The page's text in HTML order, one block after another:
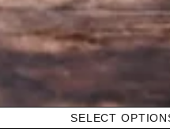
SELECT